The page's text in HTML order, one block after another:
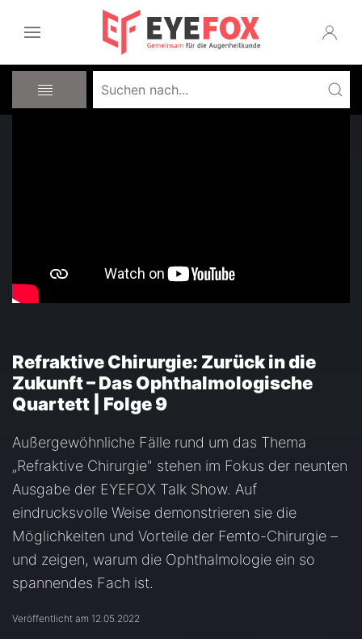
Refraktive Chirurgie: Zurück in die
Zukunft – Das Ophthalmologische
Quartett | Folge 9
Außergewöhnliche Fälle rund um das Thema
„Refraktive Chirurgie" stehen im Fokus der neunten
Ausgabe der EYEFOX Talk Show. Auf
eindrucksvolle Weise demonstrieren sie die
Möglichkeiten und Vorteile der Femto-Chirurgie –
und zeigen, warum die Ophthalmologie ein so
spannendes Fach ist.
Veröffentlicht am 12.05.2022